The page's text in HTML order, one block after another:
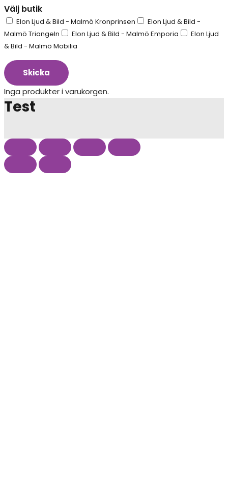
Välj butik
Elon Ljud & Bild - Malmö Kronprinsen
Elon Ljud & Bild -
Malmö Triangeln
Elon Ljud & Bild - Malmö Emporia
Elon Ljud
& Bild - Malmö Mobilia
Skicka
Inga produkter i varukorgen.
Test